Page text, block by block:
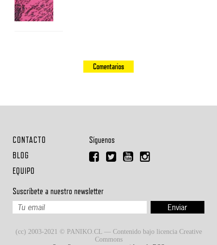
Comentarios
CONTACTO
BLOG
EQUIPO
Síguenos
Suscríbete a nuestro newsletter
(cc) 2003-2021 © PANIKO.CL — Contenido bajo licencia Creative
Commons